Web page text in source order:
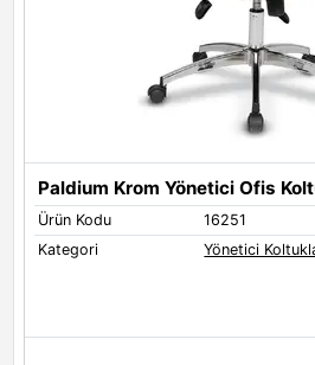
Paldium Krom Yönetici Ofis
Ürün Kodu
16251
Kategori
Yönetici